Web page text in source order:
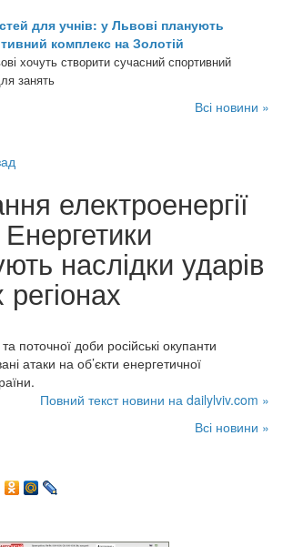
для учнів: у Львові планують
комплекс на Золотій
хочуть створити сучасний спортивний
занять
Всі новини »
електроенергії
наслідки ударів
регіонах
поточної доби російські окупанти
атаки на об’єкти енергетичної
Повний текст новини на dailylviv.com »
Всі новини »